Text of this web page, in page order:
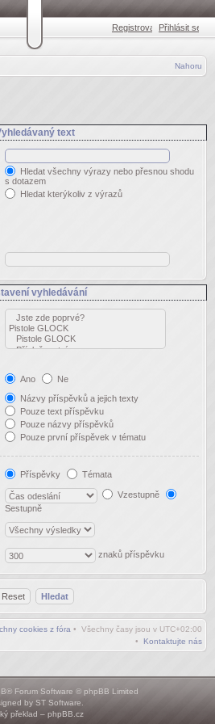
Registrovat •Přihlásit se
Nahoru
text
Hledat všechny výrazy nebo přesnou shodu
s dotazem
Hledat kterýkoliv z výrazů
vyhledávání
Ano
Ne
Názvy příspěvků a jejich texty
Pouze text příspěvku
Pouze názvy příspěvků
Pouze první příspěvek v tématu
Příspěvky
Témata
Vzestupně
Sestupně
znaků příspěvku
• Všechny časy jsou v UTC+02:00
cookies z fóra
• Kontaktujte nás
® Forum Software © phpBB Limited
by ST Software
překlad – phpBB.cz